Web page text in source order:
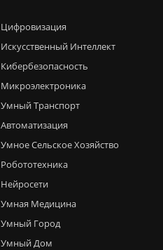
Цифровизация
Искусственный Интеллект
Кибербезопасность
Микроэлектроника
Умный Транспорт
Автоматизация
Умное Сельское Хозяйство
Робототехника
Нейросети
Умная Медицина
Умный Город
Умный Дом